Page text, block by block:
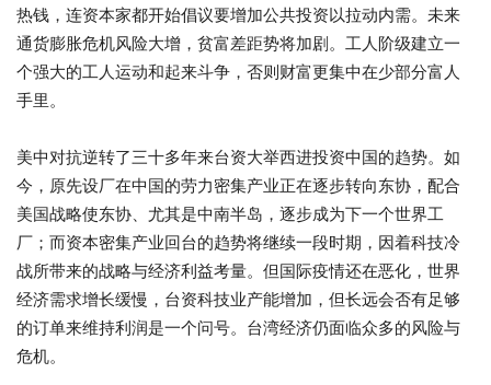
热钱，连资本家都开始倡议要增加公共投资以拉动内需。未来
通货膨胀危机风险大增，贫富差距势将加剧。工人阶级建立一
个强大的工人运动和起来斗争，否则财富更集中在少部分富人
手里。
美中对抗逆转了三十多年来台资大举西进投资中国的趋势。如
今，原先设厂在中国的劳力密集产业正在逐步转向东协，配合
美国战略使东协、尤其是中南半岛，逐步成为下一个世界工
厂；而资本密集产业回台的趋势将继续一段时期，因着科技冷
战所带来的战略与经济利益考量。但国际疫情还在恶化，世界
经济需求增长缓慢，台资科技业产能增加，但长远会否有足够
的订单来维持利润是一个问号。台湾经济仍面临众多的风险与
危机。